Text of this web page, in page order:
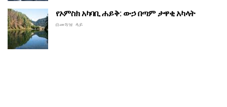
የኦምስክ አካባቢ ሐይቅ: ውኃ በጣም ታዋቂ አካላት
በመጓዝ ላይ